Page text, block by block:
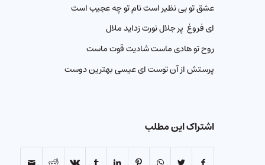
عشق تو بی نظیر است نام تو چه عجیب است
ای فروغ پر جلال نورت زداید ملال
روح تو هادی ماست شادیت قوت ماست
پرستش از آن توست ای عیسی بهترین دوست
اشتراک این مطلب